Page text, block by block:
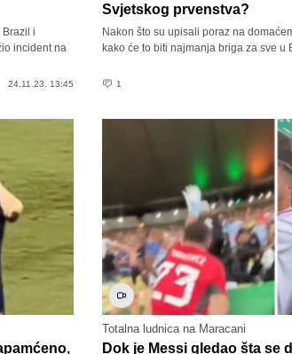
i
incident na
24.11.23. 13:45
Svjetskog prvenstva?
Nakon što su upisali poraz na
kako će to biti najmanja briga za sve u
1
Totalna ludnica na Maracani
Dok je Messi gledao šta se